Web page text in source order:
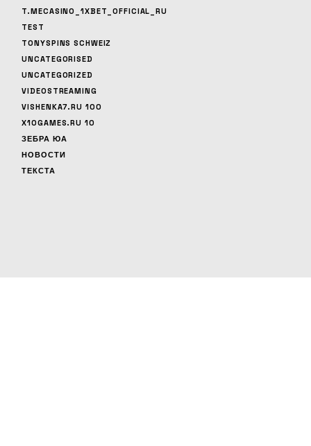
T.MECASINO_1XBET_OFFICIAL_RU
TEST
TONYSPINS SCHWEIZ
UNCATEGORISED
UNCATEGORIZED
VIDEOSTREAMING
VISHENKA7.RU 100
X10GAMES.RU 10
ЗЕБРА ЮА
НОВОСТИ
ТЕКСТА